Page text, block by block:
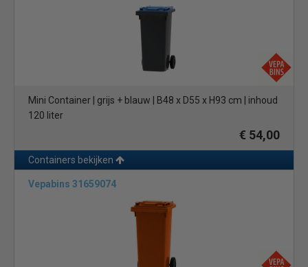
Mini Container | grijs + blauw | B48 x D55 x H93 cm | inhoud
120 liter
€ 54,00
Containers bekijken
Vepabins 31659074